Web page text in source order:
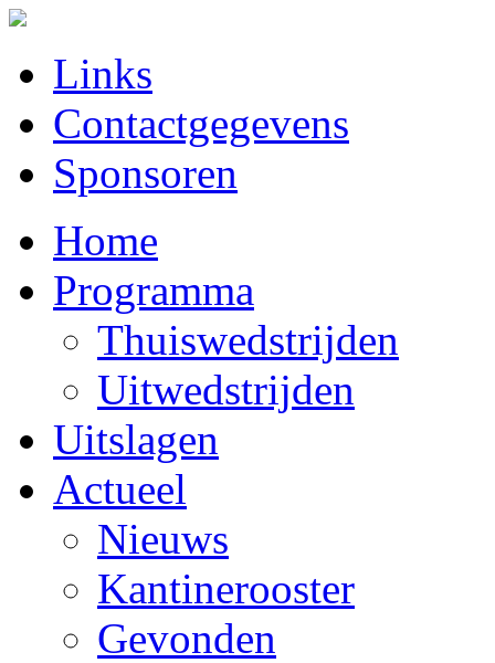
Links
Contactgegevens
Sponsoren
Home
Programma
Thuiswedstrijden
Uitwedstrijden
Uitslagen
Actueel
Nieuws
Kantinerooster
Gevonden